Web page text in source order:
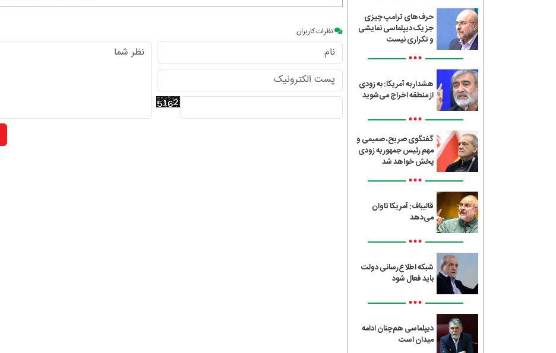
حرف‌های ترامپ چیزی
جز یک دیپلماسی نمایشی
و تکراری نیست
•••
هشدار به آمریکا: به زودی
از منطقه اخراج می‌شوید
•••
گفتگوی صریح، صمیمی و
مهم رئیس جمهور به زودی
پخش خواهد شد
•••
قالیباف: آمریکا تاوان
می‌دهد
•••
شبکه اطلاع‌رسانی دولت
باید فعال شود
•••
دیپلماسی هم‌چنان ادامه
میدان است
نظرات کاربران